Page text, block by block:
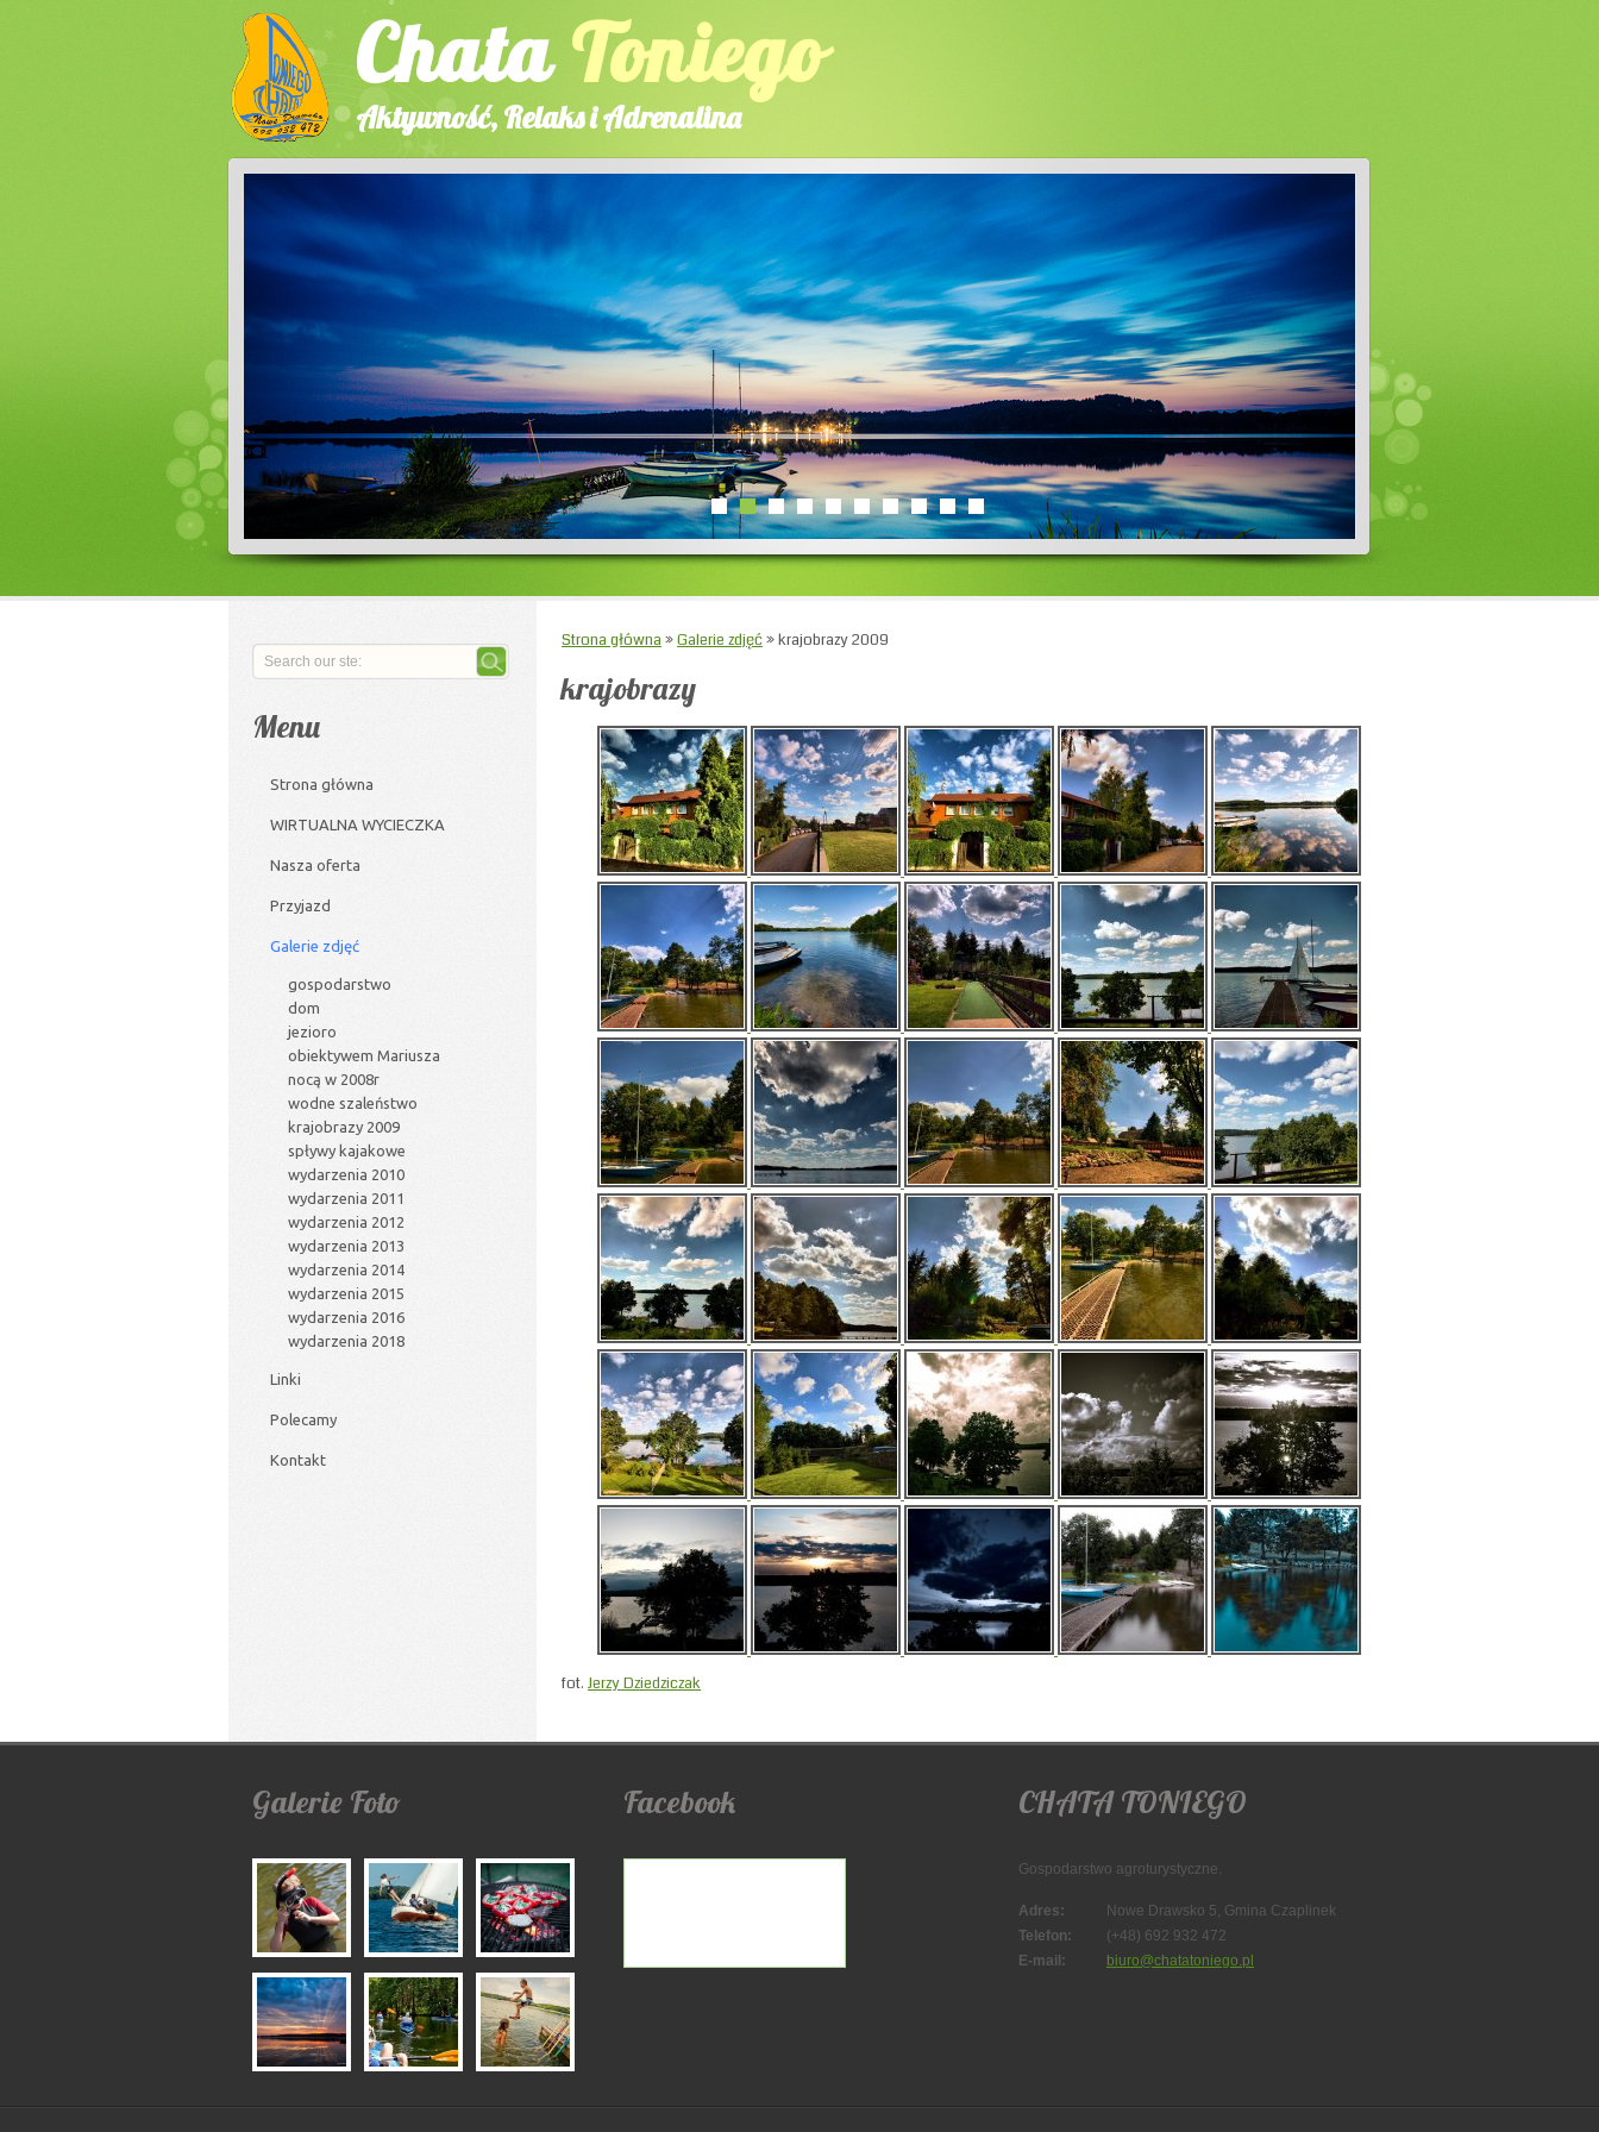
ChataToniego
Aktywność, Relaks i Adrenalina
Strona główna »Galerie zdjęć»krajobrazy 2009
krajobrazy
fot. Jerzy Dziedziczak
Menu
Strona główna
WIRTUALNA WYCIECZKA
Nasza oferta
Przyjazd
Galerie zdjęć
gospodarstwo
dom
jezioro
obiektywem Mariusza
nocą w 2008r
wodne szaleństwo
krajobrazy 2009
spływy kajakowe
wydarzenia 2010
wydarzenia 2011
wydarzenia 2012
wydarzenia 2013
wydarzenia 2014
wydarzenia 2015
wydarzenia 2016
wydarzenia 2018
Linki
Polecamy
Kontakt
Galerie Foto Facebook CHATA TONIEGO
Gospodarstwo agroturystyczne.
Adres:
Nowe Drawsko 5, Gmina Czaplinek
Telefon:
(+48) 692 932 472
E-mail:
biuro@chatatoniego.pl